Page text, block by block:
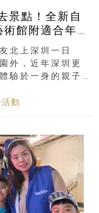
景點！全新自
館附適合年
北上深圳一日
外，近年深圳更
驗於一身的親子
活動